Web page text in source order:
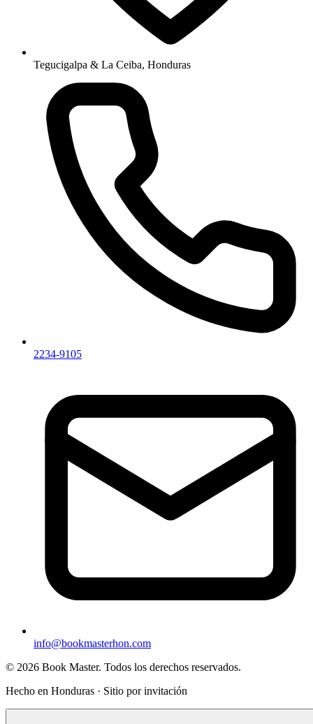
Tegucigalpa & La Ceiba, Honduras
2234-9105
info@bookmasterhon.com
© 2026 Book Master. Todos los derechos reservados.
Hecho en Honduras · Sitio por invitación